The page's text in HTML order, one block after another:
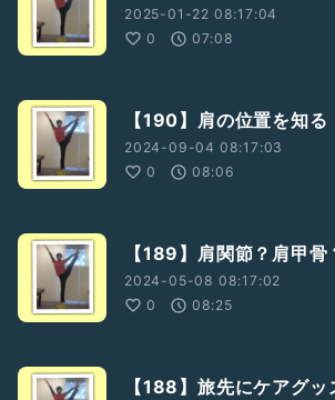
2025-01-22 08:17:04
0
07:08
【190】肩の位置を知る
2024-09-04 08:17:03
0
08:06
【189】肩関節？肩甲骨
2024-05-08 08:17:02
0
08:25
【188】旅先にケアグッ